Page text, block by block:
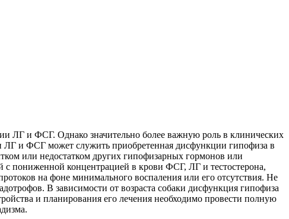
ЛГ и ФСГ. Однако значительно более важную роль в клинических
ЛГ и ФСГ может служить приобретенная дисфункции гипофиза в
или недостатком других гипофизарных гормонов или
с пониженной концентрацией в крови ФСГ, ЛГ и тестостерона,
на фоне минимального воспаления или его отсутствия. Не
В зависимости от возраста собаки дисфункция гипофиза
и планирования его лечения необходимо провести полную